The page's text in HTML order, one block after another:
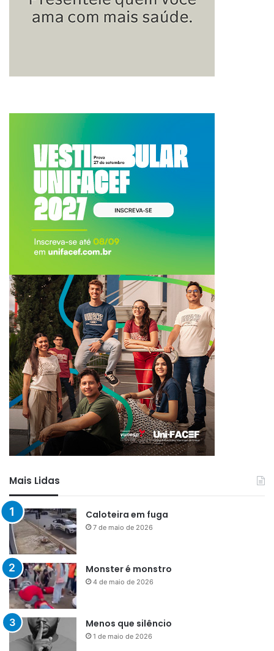
Mais Lidas
Caloteira em fuga
7 de maio de 2026
Monster é monstro
4 de maio de 2026
Menos que silêncio
1 de maio de 2026